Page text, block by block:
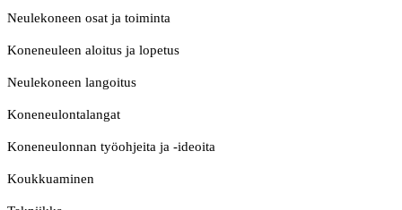
Neulekoneen osat ja toiminta
Koneneuleen aloitus ja lopetus
Neulekoneen langoitus
Koneneulontalangat
Koneneulonnan työohjeita ja -ideoita
Koukkuaminen